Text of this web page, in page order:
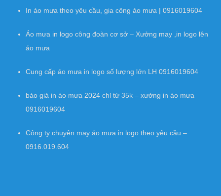
In áo mưa theo yêu cầu, gia công áo mưa | 0916019604
Áo mưa in logo công đoàn cơ sở – Xưởng may ,in logo lên
áo mưa
Cung cấp áo mưa in logo số lượng lớn LH 0916019604
báo giá in áo mưa 2024 chỉ từ 35k – xưởng in áo mưa
0916019604
Công ty chuyên may áo mưa in logo theo yêu cầu –
0916.019.604